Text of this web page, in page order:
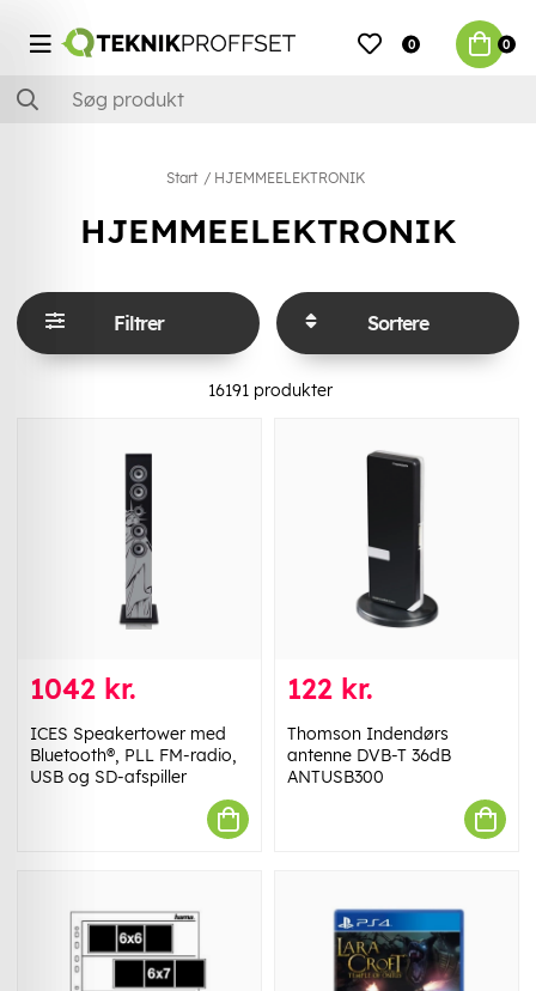
0 0
Start HJEMMEELEKTRONIK
HJEMMEELEKTRONIK
Filtrer Sortere
16191 produkter
1042 kr.
ICES Speakertower med
Bluetooth®, PLL FM-radio,
USB og SD-afspiller
122 kr.
Thomson Indendørs
antenne DVB-T 36dB
ANTUSB300